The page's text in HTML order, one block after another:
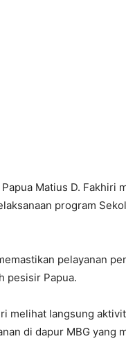
Matius D. Fakhiri
program
pelayanan
pesisir Papua.
melihat langsung
di dapur MBG yang